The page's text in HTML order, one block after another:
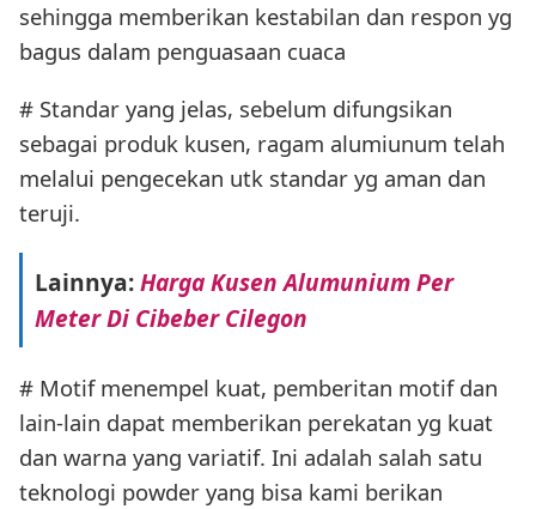
sehingga memberikan kestabilan dan respon yg
bagus dalam penguasaan cuaca
# Standar yang jelas, sebelum difungsikan
sebagai produk kusen, ragam alumiunum telah
melalui pengecekan utk standar yg aman dan
teruji.
Lainnya:Harga Kusen Alumunium Per
Meter Di Cibeber Cilegon
# Motif menempel kuat, pemberitan motif dan
lain-lain dapat memberikan perekatan yg kuat
dan warna yang variatif. Ini adalah salah satu
teknologi powder yang bisa kami berikan